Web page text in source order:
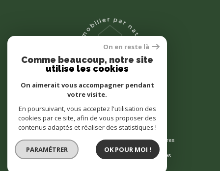
© 2022 Tous droits réservés
Traduction powered by Google Nos honoraires
Plan du site Mentions légales Partenaires
On en reste là
Comme beaucoup, notre site
utilise les cookies
On aimerait vous accompagner pendant
votre visite.
En poursuivant, vous acceptez l'utilisation des
cookies par ce site, afin de vous proposer des
contenus adaptés et réaliser des statistiques !
PARAMÉTRER OK POUR MOI !